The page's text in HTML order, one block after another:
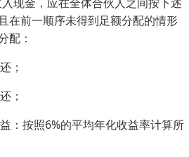
在前一顺序未得到足额分配的情形
配：
；
；
：按照6%的平均年化收益率计算所